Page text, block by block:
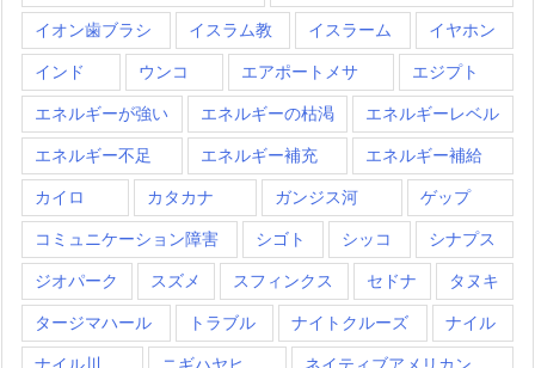
イオン歯ブラシ イスラム教 イスラーム イヤホン
インド ウンコ エアポートメサ エジプト
エネルギーが強い エネルギーの枯渇 エネルギーレベル
エネルギー不足 エネルギー補充 エネルギー補給
カイロ カタカナ ガンジス河 ゲップ
コミュニケーション障害 シゴト シッコ シナプス
ジオパーク スズメ スフィンクス セドナ タヌキ
タージマハール トラブル ナイトクルーズ ナイル
ナイル川 ニギハヤヒ ネイティブアメリカン